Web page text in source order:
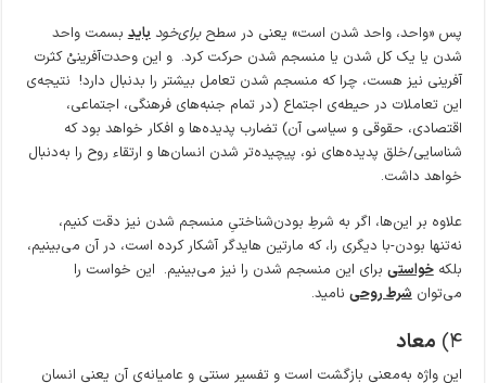
پس «واحد، واحد شدن است» یعنی در سطحبرای‌خود بایدبسمت واحد
شدن یا یک کل شدن یا منسجم شدن حرکت کرد. و این وحدت‌آفرینیْ کثرت
آفرینی نیز هست، چرا که منسجم شدن تعامل بیشتر را بدنبال دارد! نتیجه‌ی
این تعاملات در حیطه‌ی اجتماع (در تمام جنبه‌های فرهنگی، اجتماعی،
اقتصادی، حقوقی و سیاسی آن) تضارب پدیده‌ها و افکار خواهد بود که
شناسایی/خلق پدیده‌های نو، پیچیده‌تر شدن انسان‌ها و ارتقاء روح را به‌دنبال
خواهد داشت.
علاوه بر این‌ها، اگر به شرطِ بودن‌شناختیِ منسجم شدن نیز دقت کنیم،
نه‌تنها بودن-با دیگری را، که مارتین هایدگر آشکار کرده است، در آن می‌بینیم،
بلکهخواستی برای این منسجم شدن را نیز می‌بینیم. این خواست را
می‌توانشرط روحی نامید.
۴) معاد
این واژه به‌معنی بازگشت است و تفسیر سنتی و عامیانه‌ی آن یعنی انسان